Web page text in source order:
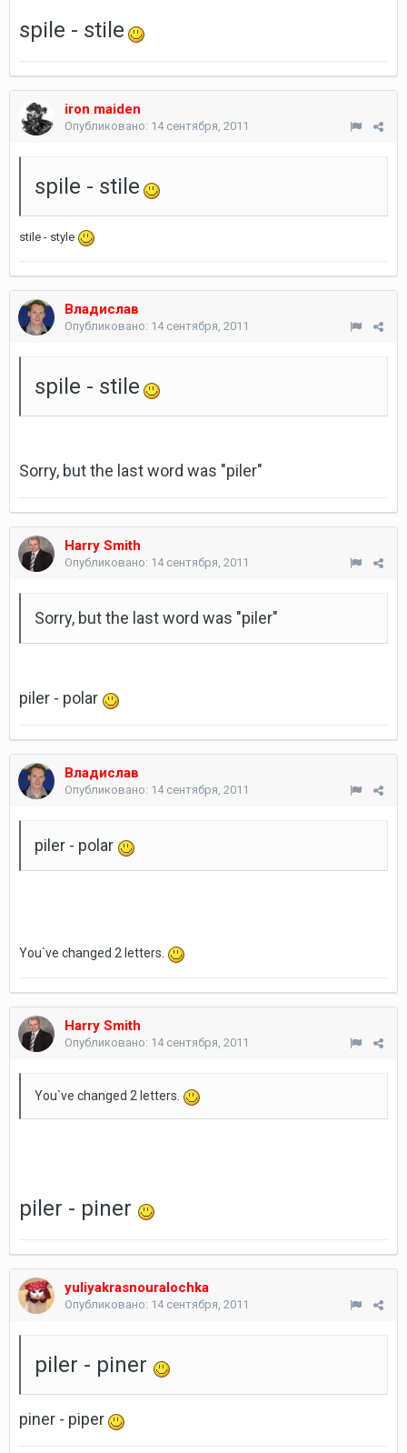
spile - stile
iron maiden
Опубликовано: 14 сентября, 2011
spile - stile
stile - style
Владислав
Опубликовано: 14 сентября, 2011
spile - stile
Sorry, but the last word was "piler"
Harry Smith
Опубликовано: 14 сентября, 2011
Sorry, but the last word was "piler"
piler - polar
Владислав
Опубликовано: 14 сентября, 2011
piler - polar
You`ve changed 2 letters.
Harry Smith
Опубликовано: 14 сентября, 2011
You`ve changed 2 letters.
piler - piner
yuliyakrasnouralochka
Опубликовано: 14 сентября, 2011
piler - piner
piner - piper